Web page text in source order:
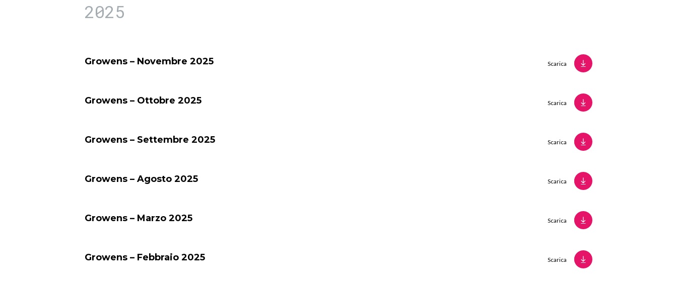
2025
Growens – Novembre 2025 Scarica
Growens – Ottobre 2025 Scarica
Growens – Settembre 2025 Scarica
Growens – Agosto 2025 Scarica
Growens – Marzo 2025 Scarica
Growens – Febbraio 2025 Scarica